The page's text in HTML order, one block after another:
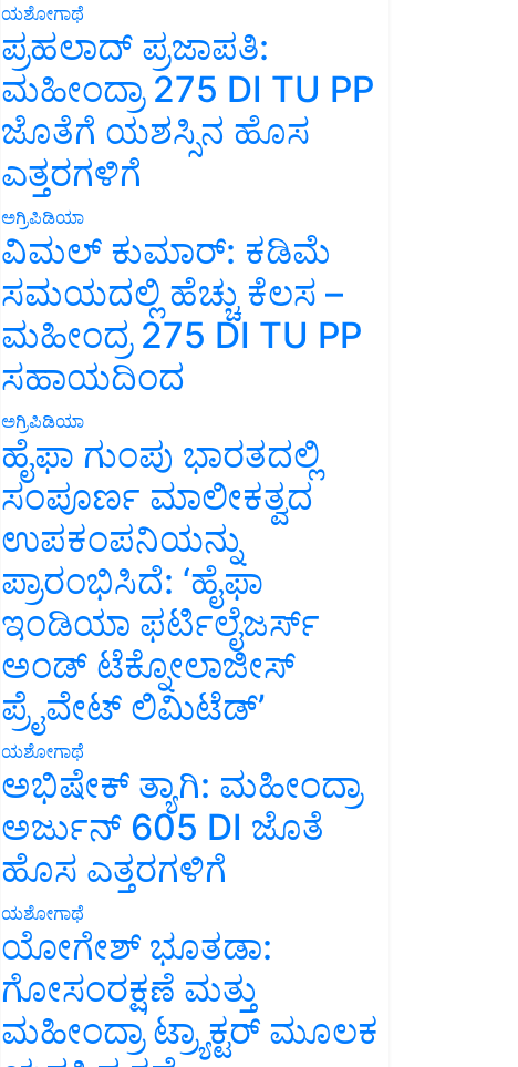
ಯಶೋಗಾಥೆ
ಪ್ರಹಲಾದ್ ಪ್ರಜಾಪತಿ:
ಮಹೀಂದ್ರಾ 275 DI TU PP
ಜೊತೆಗೆ ಯಶಸ್ಸಿನ ಹೊಸ
ಎತ್ತರಗಳಿಗೆ
ಅಗ್ರಿಪಿಡಿಯಾ
ವಿಮಲ್ ಕುಮಾರ್: ಕಡಿಮೆ
ಸಮಯದಲ್ಲಿ ಹೆಚ್ಚು ಕೆಲಸ –
ಮಹೀಂದ್ರ 275 DI TU PP
ಸಹಾಯದಿಂದ
ಅಗ್ರಿಪಿಡಿಯಾ
ಹೈಫಾ ಗುಂಪು ಭಾರತದಲ್ಲಿ
ಸಂಪೂರ್ಣ ಮಾಲೀಕತ್ವದ
ಉಪಕಂಪನಿಯನ್ನು
ಪ್ರಾರಂಭಿಸಿದೆ: ‘ಹೈಫಾ
ಇಂಡಿಯಾ ಫರ್ಟಿಲೈಜರ್ಸ್
ಅಂಡ್ ಟೆಕ್ನೋಲಾಜೀಸ್
ಪ್ರೈವೇಟ್ ಲಿಮಿಟೆಡ್’
ಯಶೋಗಾಥೆ
ಅಭಿಷೇಕ್ ತ್ಯಾಗಿ: ಮಹೀಂದ್ರಾ
ಅರ್ಜುನ್ 605 DI ಜೊತೆ
ಹೊಸ ಎತ್ತರಗಳಿಗೆ
ಯಶೋಗಾಥೆ
ಯೋಗೇಶ್ ಭೂತಡಾ:
ಗೋಸಂರಕ್ಷಣೆ ಮತ್ತು
ಮಹೀಂದ್ರಾ ಟ್ರ್ಯಾಕ್ಟರ್ ಮೂಲಕ